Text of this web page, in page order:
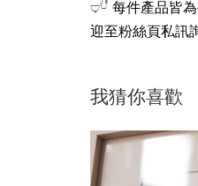
𓂑𓎹 每件產品皆
迎至粉絲頁私訊
我猜你喜歡